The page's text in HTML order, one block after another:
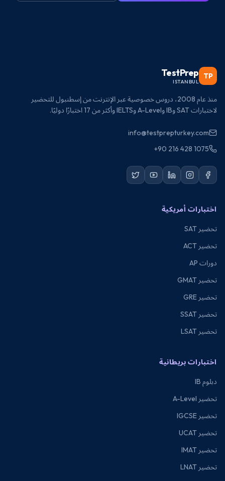
TP
TestPrep
ISTANBUL
منذ عام 2008، دروس خصوصية عبر الإنترنت من إسطنبول للتحضير
لاختبارات SAT وIB وA-Level وIELTS وأكثر من 17 اختبارًا دوليًا.
info@testprepturkey.com
+90 216 428 1075
اختبارات أمريكية
تحضير SAT
تحضير ACT
دورات AP
تحضير GMAT
تحضير GRE
تحضير SSAT
تحضير LSAT
اختبارات بريطانية
دبلوم IB
تحضير A-Level
تحضير IGCSE
تحضير UCAT
تحضير IMAT
تحضير LNAT